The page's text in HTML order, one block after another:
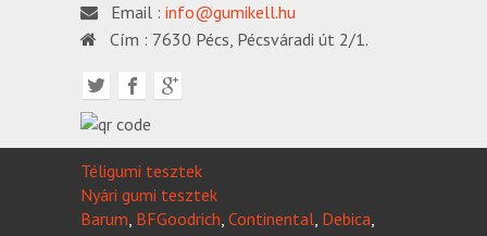
Email : info@gumikell.hu
Cím : 7630 Pécs, Pécsváradi út 2/1.
Téligumi tesztek
Nyári gumi tesztek
Barum, BFGoodrich, Continental, Debica,